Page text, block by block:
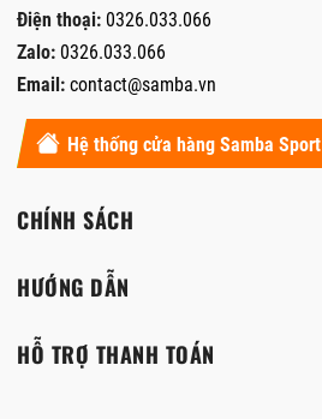
Điện thoại: 0326.033.066
Zalo: 0326.033.066
Email: contact@samba.vn
Hệ thống cửa hàng Samba Sport
CHÍNH SÁCH
HƯỚNG DẪN
HỖ TRỢ THANH TOÁN